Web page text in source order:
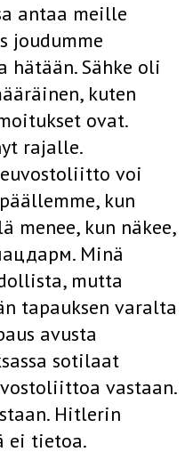
antaa meille
joudumme
Sähke oli
kuten
ovat.
rajalle.
voi
kun
menee, kun näkee,
Minä
mutta
tapauksen varalta
avusta
sotilaat
vastaan.
Hitlerin
ei tietoa.